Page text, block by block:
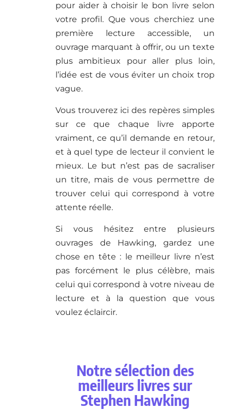
pour aider à choisir le bon livre selon
votre profil. Que vous cherchiez une
première lecture accessible, un
ouvrage marquant à offrir, ou un texte
plus ambitieux pour aller plus loin,
l’idée est de vous éviter un choix trop
vague.
Vous trouverez ici des repères simples
sur ce que chaque livre apporte
vraiment, ce qu’il demande en retour,
et à quel type de lecteur il convient le
mieux. Le but n’est pas de sacraliser
un titre, mais de vous permettre de
trouver celui qui correspond à votre
attente réelle.
Si vous hésitez entre plusieurs
ouvrages de Hawking, gardez une
chose en tête : le meilleur livre n’est
pas forcément le plus célèbre, mais
celui qui correspond à votre niveau de
lecture et à la question que vous
voulez éclaircir.
Notre sélection des
meilleurs livres sur
Stephen Hawking